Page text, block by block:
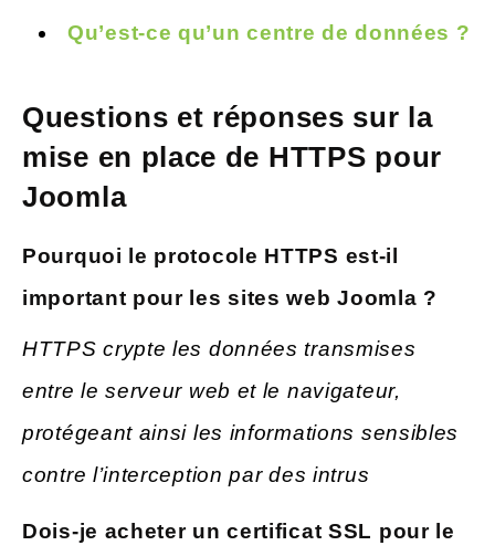
Qu’est-ce qu’un centre de données ?
Questions et réponses sur la
mise en place de HTTPS pour
Joomla
Pourquoi le protocole HTTPS est-il
important pour les sites web Joomla ?
HTTPS crypte les données transmises
entre le serveur web et le navigateur,
protégeant ainsi les informations sensibles
contre l’interception par des intrus
Dois-je acheter un certificat SSL pour le